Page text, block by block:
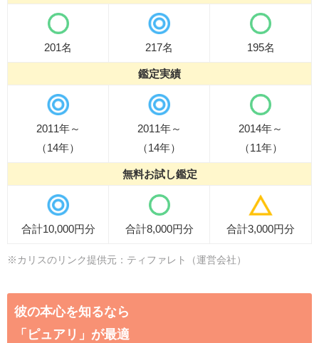
201名 217名 195名
鑑定実績
2011年～
（14年）
2011年～
（14年）
2014年～
（11年）
無料お試し鑑定
合計10,000円分 合計8,000円分 合計3,000円分
※カリスのリンク提供元：ティファレト（運営会社）
彼の本心を知るなら
「ピュアリ」が最適